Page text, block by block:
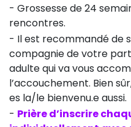
- Grossesse de 24
rencontres.
- Il est recommandé de
compagnie de votre
adulte qui va vous
l’accouchement. Bien
es la/le bienvenu.e aussi.
- Prière d’inscrire